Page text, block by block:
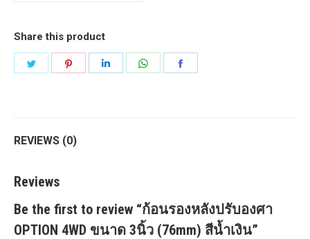
(76mm)
สีน้ำเงิน
quantity
Share this product
REVIEWS (0)
Reviews
Be the first to review “ก้อนรองหลังปรับองศา
OPTION 4WD ขนาด 3นิ้ว (76mm) สีน้ำเงิน”